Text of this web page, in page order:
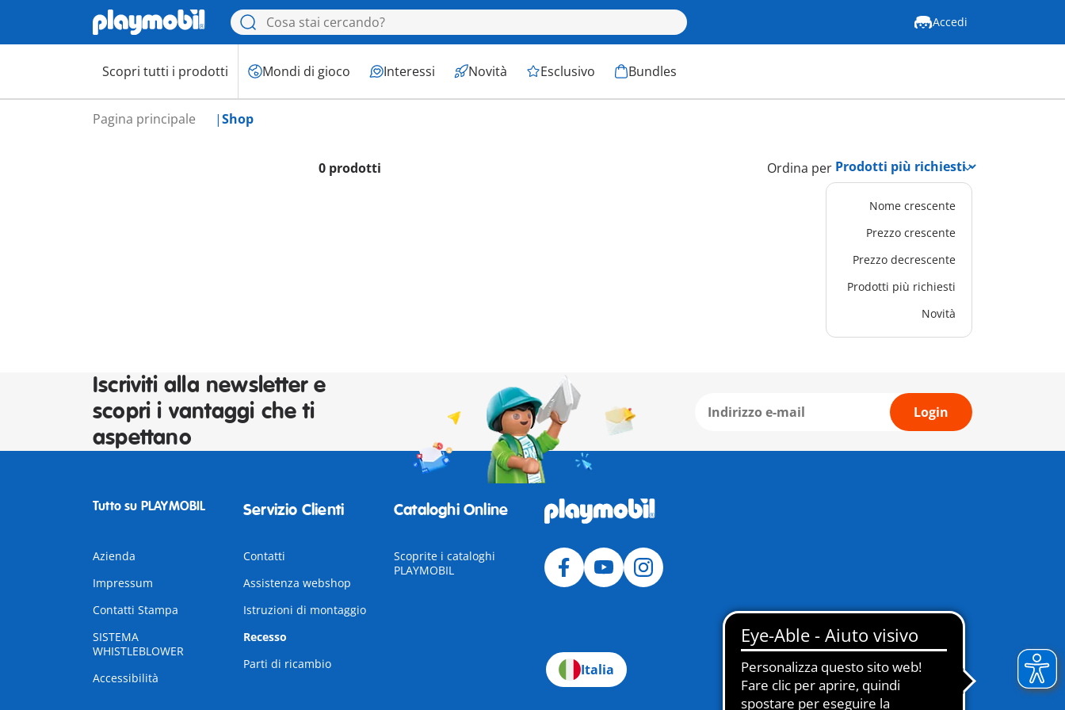
Accedi
Scopri tutti i prodotti Mondi di gioco Interessi Novità Esclusivo Bundles
Pagina principale Shop
0 prodotti Ordina per
Nome crescente
Prezzo crescente
Prezzo decrescente
Prodotti più richiesti
Novità
Iscriviti alla newsletter e
scopri i vantaggi che ti
aspettano
Login
Tutto su PLAYMOBIL
Azienda
Impressum
Contatti Stampa
SISTEMA
WHISTLEBLOWER
Accessibilità
Servizio Clienti
Contatti
Assistenza webshop
Istruzioni di montaggio
Recesso
Parti di ricambio
Cataloghi Online
Scoprite i cataloghi
PLAYMOBIL
Italia